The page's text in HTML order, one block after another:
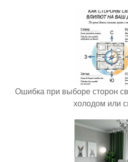
Ошибка при выборе сторон
холодом или